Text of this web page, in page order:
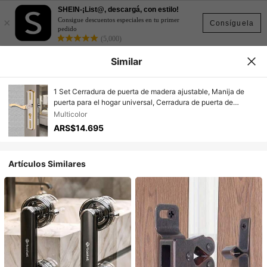
Consíguela
×
SHEIN-¡List@, descargá, con estilo!
Consigue descuentos especiales en tu primer
pedido
(5,000)
Similar
1 Set Cerradura de puerta de madera ajustable, Manija de
puerta para el hogar universal, Cerradura de puerta de
habitación interior, Perilla mecánica, Metal pulido, Sin
necesidad de energía, Juego de manija de puerta moderna
para decoración del hogar, Manija de puerta interior de moda
Multicolor
ARS$14.695
Artículos Similares